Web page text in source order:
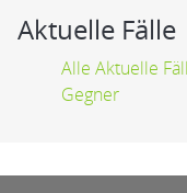
Aktuelle Fälle
Alle Aktuelle
Gegner